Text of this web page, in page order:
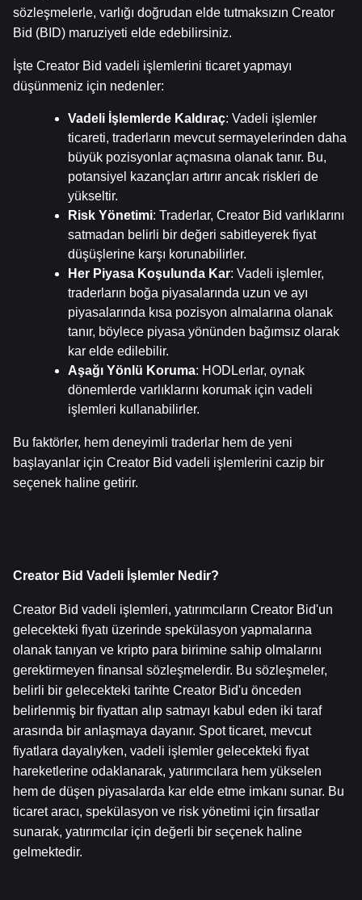
sözleşmelerle, varlığı doğrudan elde tutmaksızın Creator
Bid (BID) maruziyeti elde edebilirsiniz.
İşte Creator Bid vadeli işlemlerini ticaret yapmayı
düşünmeniz için nedenler:
Vadeli İşlemlerde Kaldıraç: Vadeli işlemler
ticareti, traderların mevcut sermayelerinden daha
büyük pozisyonlar açmasına olanak tanır. Bu,
potansiyel kazançları artırır ancak riskleri de
yükseltir.
Risk Yönetimi: Traderlar, Creator Bid varlıklarını
satmadan belirli bir değeri sabitleyerek fiyat
düşüşlerine karşı korunabilirler.
Her Piyasa Koşulunda Kar: Vadeli işlemler,
traderların boğa piyasalarında uzun ve ayı
piyasalarında kısa pozisyon almalarına olanak
tanır, böylece piyasa yönünden bağımsız olarak
kar elde edilebilir.
Aşağı Yönlü Koruma: HODLerlar, oynak
dönemlerde varlıklarını korumak için vadeli
işlemleri kullanabilirler.
Bu faktörler, hem deneyimli traderlar hem de yeni
başlayanlar için Creator Bid vadeli işlemlerini cazip bir
seçenek haline getirir.
Creator Bid Vadeli İşlemler Nedir?
Creator Bid vadeli işlemleri, yatırımcıların Creator Bid'un
gelecekteki fiyatı üzerinde spekülasyon yapmalarına
olanak tanıyan ve kripto para birimine sahip olmalarını
gerektirmeyen finansal sözleşmelerdir. Bu sözleşmeler,
belirli bir gelecekteki tarihte Creator Bid'u önceden
belirlenmiş bir fiyattan alıp satmayı kabul eden iki taraf
arasında bir anlaşmaya dayanır. Spot ticaret, mevcut
fiyatlara dayalıyken, vadeli işlemler gelecekteki fiyat
hareketlerine odaklanarak, yatırımcılara hem yükselen
hem de düşen piyasalarda kar elde etme imkanı sunar. Bu
ticaret aracı, spekülasyon ve risk yönetimi için fırsatlar
sunarak, yatırımcılar için değerli bir seçenek haline
gelmektedir.